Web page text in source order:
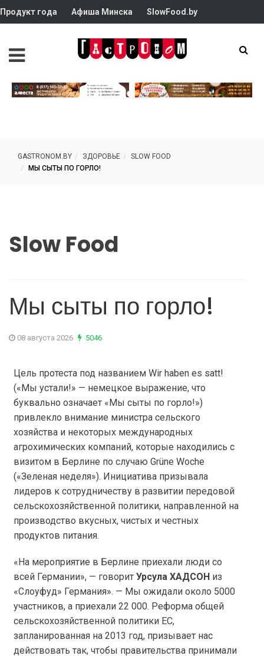
Продукт года Афиша Минска SlowFood.by
GASTRONOM.BY ЗДОРОВЬЕ
SLOW FOOD
МЫ СЫТЫ ПО ГОРЛО!
Slow Food
Мы сыты по горло!
08 августа 2026 5046
Цель протеста под названием Wir haben es satt!
(«Мы устали!» — немецкое выражение, что
буквально означает «Мы сыты по горло!»)
привлекло внимание министра сельского
хозяйства и некоторых международных
агрохимических компаний, которые находились с
визитом в Берлине по случаю Grüne Woche
(«Зеленая неделя»). Инициатива призывала
лидеров к сотрудничеству в развитии передовой
сельскохозяйственной политики, направленной на
производство вкусных, чистых и честных
продуктов питания.
«На мероприятие в Берлине приехали люди со
всей Германии», — говоритУрсулаХАДСОН из
«Слоуфуд» Германия». — Мы ожидали около 5000
участников, а приехали 22 000. Реформа общей
сельскохозяйственной политики ЕС,
запланированная на 2013 год, призывает нас
действовать так, чтобы правительства принимали